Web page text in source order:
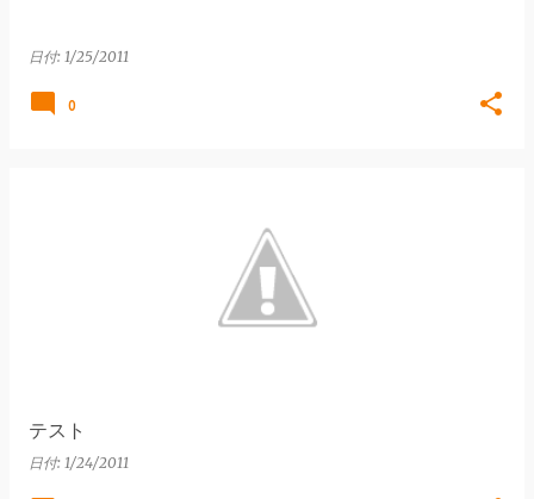
日付: 1/25/2011
0
テスト
日付: 1/24/2011